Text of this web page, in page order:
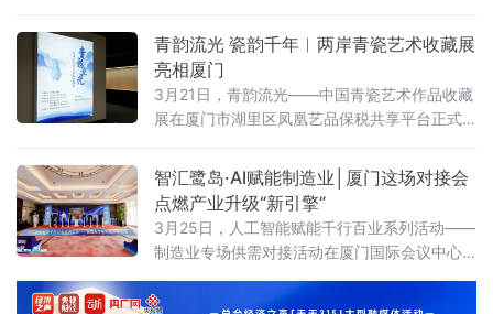
疆，为新时代新疆高质量发展注入强劲的传播
动能与智力支持。
青韵流光 瓷韵千年︱两岸青瓷艺术收藏展
亮相厦门
3月21日，青韵流光——中国青瓷艺术作品收藏
展在厦门市湖里区凤凰艺品保税共享平台正式
品，系统展现青瓷千年文脉与当代创新，为厦
门献上一场东方美学盛宴。
智汇鹭岛·AI赋能制造业│厦门这场对接会
点燃产业升级“新引擎”
3月25日，人工智能赋能千行百业系列活动——
制造业专场供需对接活动在厦门国际会议中心
局、厦门火炬高技术产业开发区管理委员会主